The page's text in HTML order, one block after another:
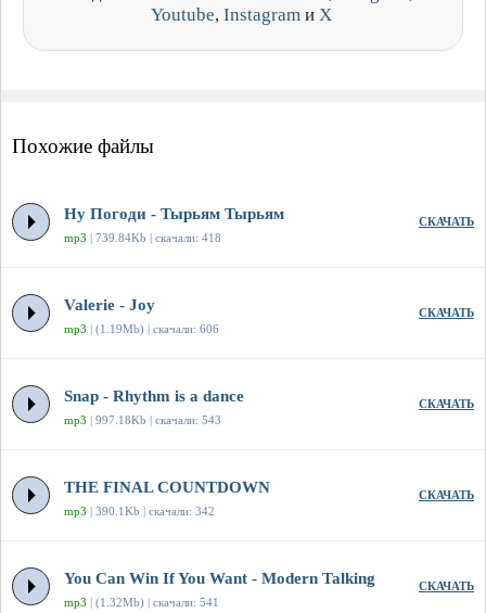
Youtube, Instagram и X
Похожие файлы
Ну Погоди - Тырьям Тырьям
mp3 | 739.84Kb | скачали: 418
СКАЧАТЬ
Valerie - Joy
mp3 | (1.19Mb) | скачали: 606
СКАЧАТЬ
Snap - Rhythm is a dance
mp3 | 997.18Kb | скачали: 543
СКАЧАТЬ
THE FINAL COUNTDOWN
mp3 | 390.1Kb | скачали: 342
СКАЧАТЬ
You Can Win If You Want - Modern Talking
mp3 | (1.32Mb) | скачали: 541
СКАЧАТЬ